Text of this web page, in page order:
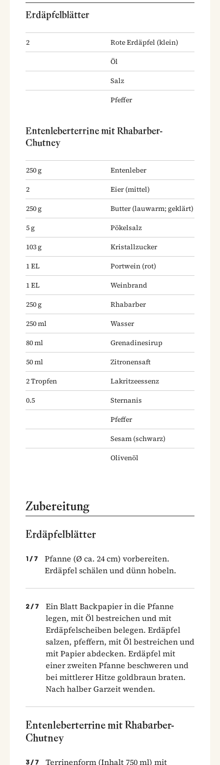
Erdäpfelblätter
2 Rote Erdäpfel (klein)
Öl
Salz
Pfeffer
Entenleberterrine mit Rhabarber-
Chutney
250g
Entenleber
2
Eier (mittel)
250g Butter (lauwarm; geklärt)
5g
Pökelsalz
103g
Kristallzucker
1EL Portwein (rot)
1EL
Weinbrand
250g
Rhabarber
250ml
Wasser
80ml
Grenadinesirup
50ml
Zitronensaft
2Tropfen
Lakritzeessenz
0.5
Sternanis
Pfeffer
Sesam (schwarz)
Olivenöl
Zubereitung
Erdäpfelblätter
1 / 7
Pfanne (Ø ca. 24 cm) vorbereiten.
Erdäpfel schälen und dünn hobeln.
2 / 7
Ein Blatt Backpapier in die Pfanne
legen, mit Öl bestreichen und mit
Erdäpfelscheiben belegen. Erdäpfel
salzen, pfeffern, mit Öl bestreichen und
mit Papier abdecken. Erdäpfel mit
einer zweiten Pfanne beschweren und
bei mittlerer Hitze goldbraun braten.
Nach halber Garzeit wenden.
Entenleberterrine mit Rhabarber-
Chutney
3 / 7 Terrinenform (Inhalt 750 ml) mit